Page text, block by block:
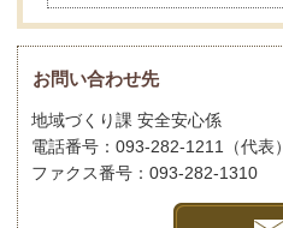
お問い合わせ先
地域づくり課 安全安心係
電話番号：093-282-1211（代表）
ファクス番号：093-282-1310